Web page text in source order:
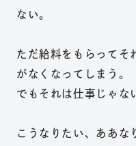
ない。
ただ給料をもらってそ
がなくなってしまう。
でもそれは仕事じゃな
こうなりたい、ああな